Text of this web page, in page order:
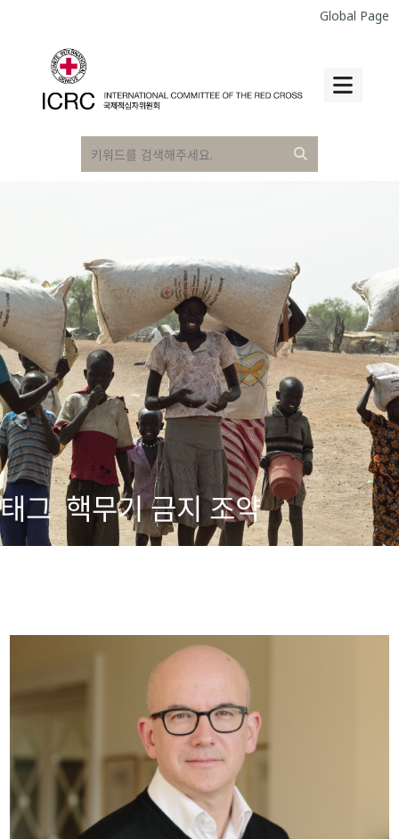
Global Page
태그핵무기 금지 조약